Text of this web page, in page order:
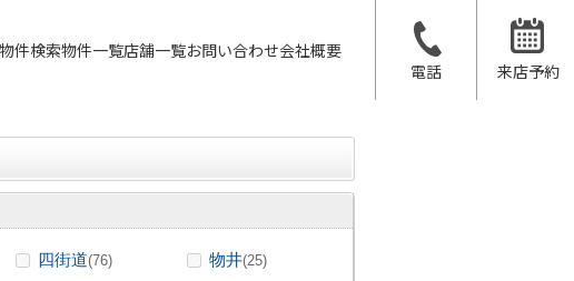
物件検索物件一覧店舗一覧お問い合わせ会社概要
電話
来店予約
四街道(76) 物井(25)